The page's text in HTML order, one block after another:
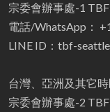
宗委會辦事處-1
電話/WhatsApp：
LINE ID：tbf-seattle
台灣、亞洲及其它時
宗委會辦事處-2